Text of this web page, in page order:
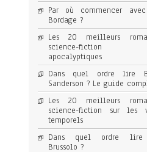
Par où commencer
Bordage ?
Les 20 meilleurs
science-fiction
apocalyptiques
Dans quel ordre lire
Sanderson ? Le guide
Les 20 meilleurs
science-fiction sur les
temporels
Dans quel ordre lire
Brussolo ?